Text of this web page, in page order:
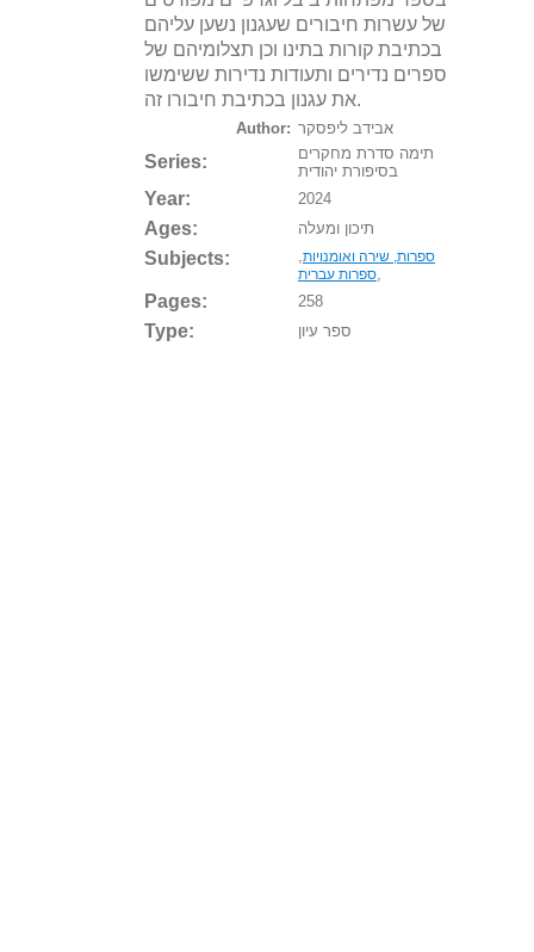
של עשרות חיבורים שעגנון נשען עליהם
בכתיבת קורות בתינו וכן תצלומיהם של
ספרים נדירים ותעודות נדירות ששימשו
את עגנון בכתיבת חיבורו זה.
Author: אבידב ליפסקר
Series:
תימה סדרת מחקרים
בסיפורת יהודית
Year: 2024
Ages: תיכון ומעלה
Subjects: ספרות, שירה ואומנויות,
ספרות עברית,
Pages: 258
Type: ספר עיון